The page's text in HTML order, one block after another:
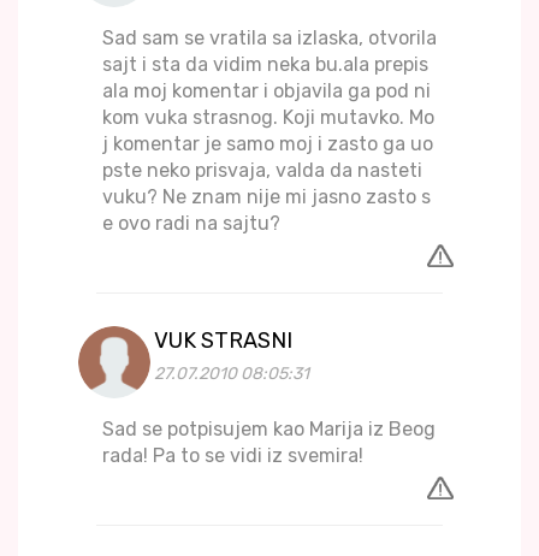
Sad sam se vratila sa izlaska, otvorila
sajt i sta da vidim neka bu.ala prepis
ala moj komentar i objavila ga pod ni
kom vuka strasnog. Koji mutavko. Mo
j komentar je samo moj i zasto ga uo
pste neko prisvaja, valda da nasteti
vuku? Ne znam nije mi jasno zasto s
e ovo radi na sajtu?
VUK STRASNI
27.07.2010 08:05:31
Sad se potpisujem kao Marija iz Beog
rada! Pa to se vidi iz svemira!